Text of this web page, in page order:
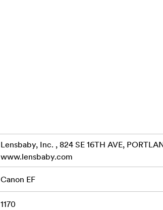
Lensbaby, Inc. , 824 SE 16TH AVE,
www.lensbaby.com
Canon EF
1170